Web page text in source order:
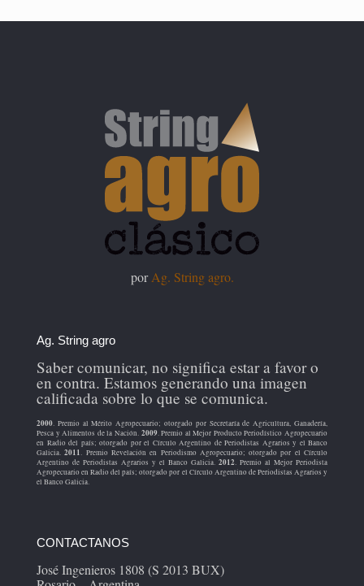
porAg. String agro.
Ag. String agro
Saber comunicar, no significa estar a favor o
en contra. Estamos generando una imagen
calificada sobre lo que se comunica.
2000. Premio al Mérito Agropecuario; otorgado por Secretaría de Agricultura, Ganadería,
Pesca y Alimentos de la Nación. 2009. Premio al Mejor Producto Periodístico Agropecuario
en Radio del país; otorgado por el Círculo Argentino de Periodistas Agrarios y el Banco
Galicia.2011. Premio Revelación en Periodismo Agropecuario; otorgado por el Círculo
Argentino de Periodistas Agrarios y el Banco Galicia. 2012. Premio al Mejor Periodista
Agropecuario en Radio del país; otorgado por el Círculo Argentino de Periodistas Agrarios y
el Banco Galicia.
CONTACTANOS
José Ingenieros 1808 (S 2013 BUX)